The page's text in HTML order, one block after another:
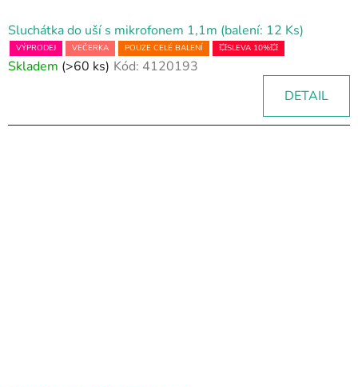
Sluchátka do uší s mikrofonem 1,1m (balení: 12 Ks)
VÝPRODEJ VEČERKA POUZE CELÉ BALENÍ 💥SLEVA 10%💥
Skladem (>60 ks) Kód: 4120193
DETAIL